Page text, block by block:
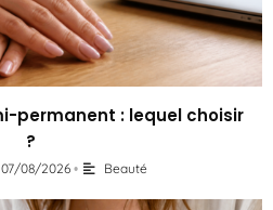
permanent : lequel choisir
?
07/08/2026 • Beauté